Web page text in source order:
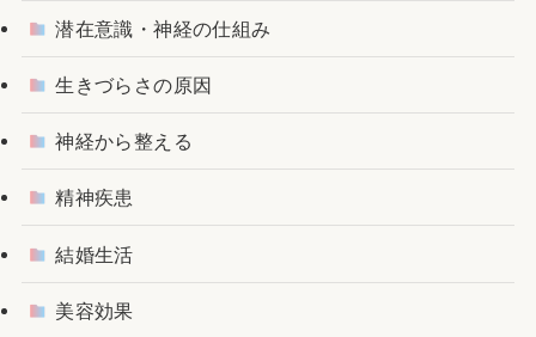
潜在意識・神経の仕組み
生きづらさの原因
神経から整える
精神疾患
結婚生活
美容効果